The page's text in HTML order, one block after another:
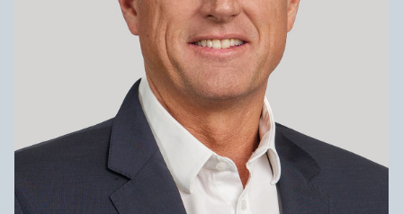
Ажилтнууд ба
карьерын хөгжил
Contact